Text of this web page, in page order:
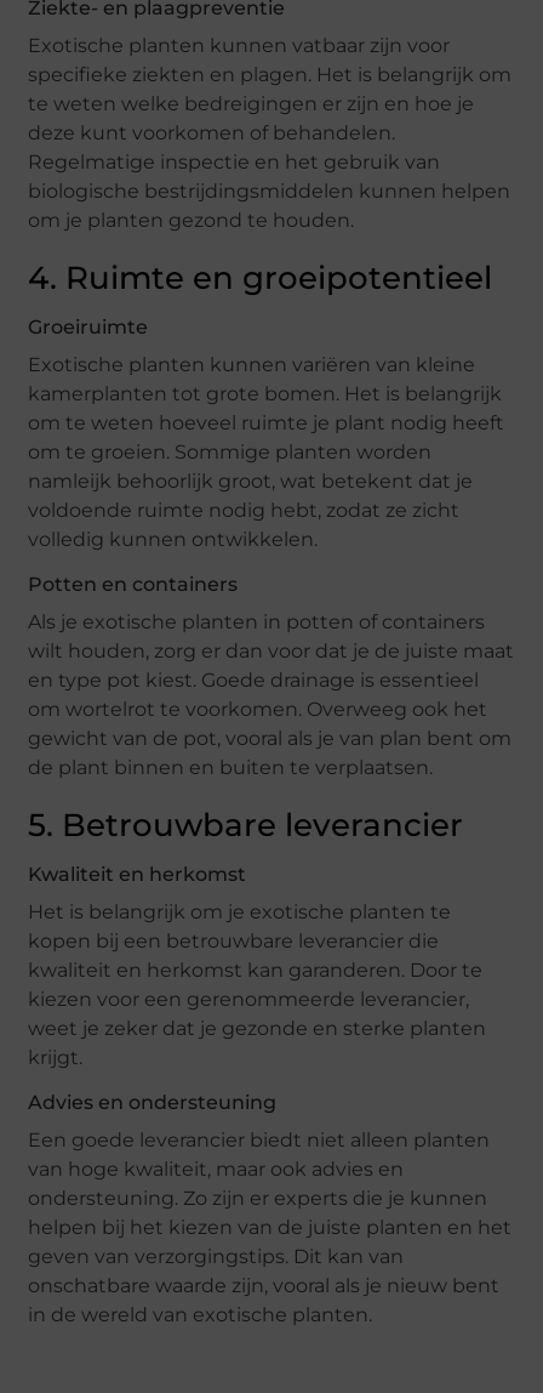
Ziekte- en plaagpreventie
Exotische planten kunnen vatbaar zijn voor
specifieke ziekten en plagen. Het is belangrijk om
te weten welke bedreigingen er zijn en hoe je
deze kunt voorkomen of behandelen.
Regelmatige inspectie en het gebruik van
biologische bestrijdingsmiddelen kunnen helpen
om je planten gezond te houden.
4. Ruimte en groeipotentieel
Groeiruimte
Exotische planten kunnen variëren van kleine
kamerplanten tot grote bomen. Het is belangrijk
om te weten hoeveel ruimte je plant nodig heeft
om te groeien. Sommige planten worden
namleijk behoorlijk groot, wat betekent dat je
voldoende ruimte nodig hebt, zodat ze zicht
volledig kunnen ontwikkelen.
Potten en containers
Als je exotische planten in potten of containers
wilt houden, zorg er dan voor dat je de juiste maat
en type pot kiest. Goede drainage is essentieel
om wortelrot te voorkomen. Overweeg ook het
gewicht van de pot, vooral als je van plan bent om
de plant binnen en buiten te verplaatsen.
5. Betrouwbare leverancier
Kwaliteit en herkomst
Het is belangrijk om je exotische planten te
kopen bij een betrouwbare leverancier die
kwaliteit en herkomst kan garanderen. Door te
kiezen voor een gerenommeerde leverancier,
weet je zeker dat je gezonde en sterke planten
krijgt.
Advies en ondersteuning
Een goede leverancier biedt niet alleen planten
van hoge kwaliteit, maar ook advies en
ondersteuning. Zo zijn er experts die je kunnen
helpen bij het kiezen van de juiste planten en het
geven van verzorgingstips. Dit kan van
onschatbare waarde zijn, vooral als je nieuw bent
in de wereld van exotische planten.